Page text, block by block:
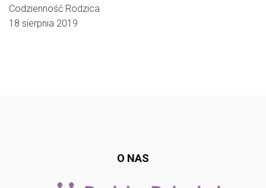
Codzienność Rodzica
18 sierpnia 2019
O NAS